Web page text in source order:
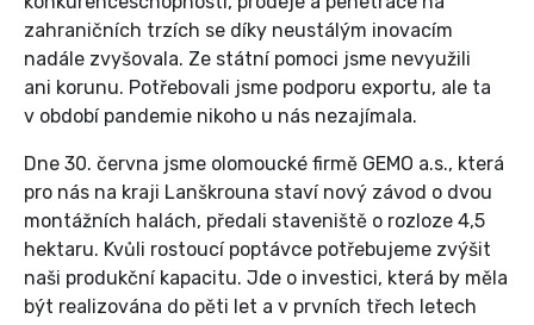
zahraničních trzích se díky neustálým inovacím
nadále zvyšovala. Ze státní pomoci jsme nevyužili
ani korunu. Potřebovali jsme podporu exportu, ale ta
v období pandemie nikoho u nás nezajímala.
Dne 30. června jsme olomoucké firmě GEMO a.s., která
pro nás na kraji Lanškrouna staví nový závod o dvou
montážních halách, předali staveniště o rozloze 4,5
hektaru. Kvůli rostoucí poptávce potřebujeme zvýšit
naši produkční kapacitu. Jde o investici, která by měla
být realizována do pěti let a v prvních třech letech